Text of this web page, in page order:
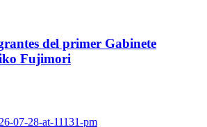
del primer Gabinete
Fujimori